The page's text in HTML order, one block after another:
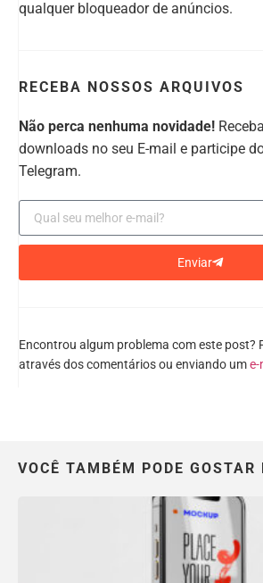
qualquer bloqueador de anúncios.
RECEBA NOSSOS ARQUIVOS
Não perca nenhuma novidade!
downloads no seu E-mail e participe
Telegram.
Enviar
Encontrou algum problema com este post?
através dos comentários ou enviando ume-
VOCÊ TAMBÉM PODE GOSTAR